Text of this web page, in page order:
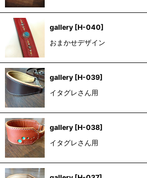
gallery [H-040]
おまかせデザイン
gallery [H-039]
イタグレさん用
gallery [H-038]
イタグレさん用